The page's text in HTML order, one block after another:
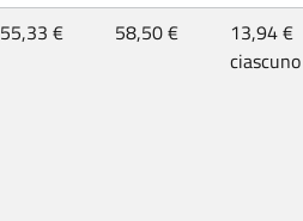
55,33 € 58,50 €
13,94 €
ciascuno